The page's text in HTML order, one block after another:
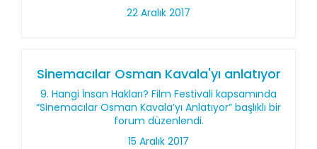
22 Aralık 2017
Sinemacılar Osman Kavala'yı anlatıyor
9. Hangi İnsan Hakları? Film Festivali kapsamında
“Sinemacılar Osman Kavala’yı Anlatıyor” başlıklı bir
forum düzenlendi.
15 Aralık 2017